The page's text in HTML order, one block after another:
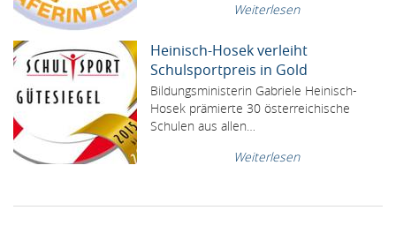
Weiterlesen
Heinisch-Hosek verleiht
Schulsportpreis in Gold
Bildungsministerin Gabriele Heinisch-
Hosek prämierte 30 österreichische
Schulen aus allen…
Weiterlesen
SEITENNUMMERIERUNG